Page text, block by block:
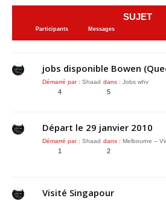
SUJET
Participants Messages
jobs disponible Bowen
Démarré par : Shaad dans : Jobs whv
4 5
Départ le 29 janvier 2010
Démarré par : Shaad dans : Melbourne –
1 2
Visité Singapour